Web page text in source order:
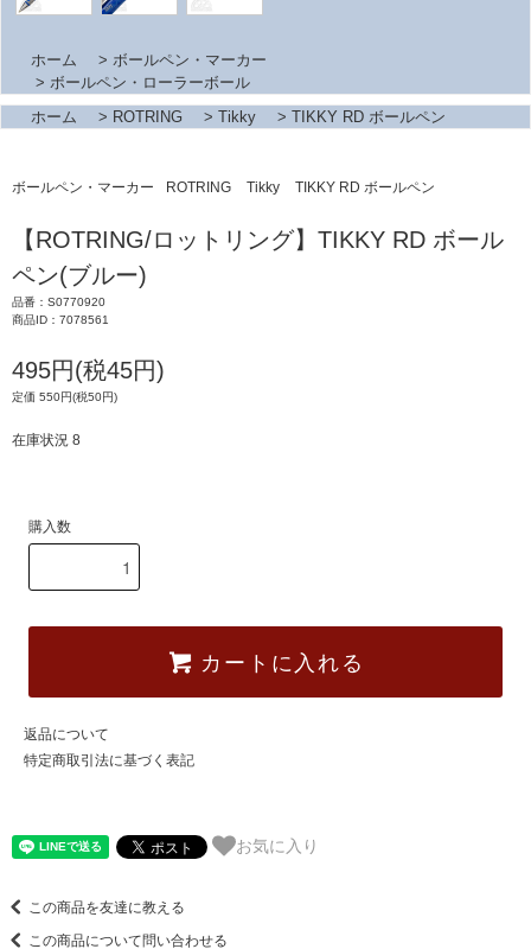
ホーム > ボールペン・マーカー
> ボールペン・ローラーボール
ホーム
> ROTRING > Tikky > TIKKY RD ボールペン
ボールペン・マーカー ROTRING Tikky TIKKY RD ボールペン
【ROTRING/ロットリング】TIKKY RD ボール
ペン(ブルー)
品番：S0770920
商品ID：7078561
495円(税45円)
定価 550円(税50円)
在庫状況 8
購入数
カートに入れる
返品について
特定商取引法に基づく表記
お気に入り
この商品を友達に教える
この商品について問い合わせる